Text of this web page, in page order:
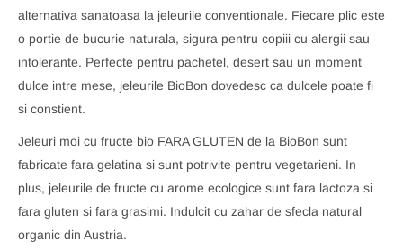
alternativa sanatoasa la jeleurile conventionale. Fiecare plic este
o portie de bucurie naturala, sigura pentru copiii cu alergii sau
intolerante. Perfecte pentru pachetel, desert sau un moment
dulce intre mese, jeleurile BioBon dovedesc ca dulcele poate fi
si constient.
Jeleuri moi cu fructe bio FARA GLUTEN de la BioBon sunt
fabricate fara gelatina si sunt potrivite pentru vegetarieni. In
plus, jeleurile de fructe cu arome ecologice sunt fara lactoza si
fara gluten si fara grasimi. Indulcit cu zahar de sfecla natural
organic din Austria.